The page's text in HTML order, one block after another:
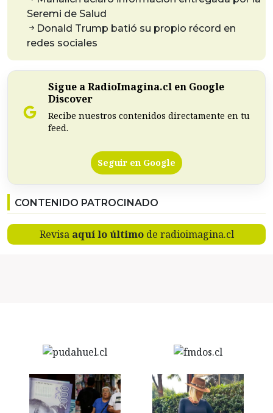
Seremi de Salud
Donald Trump batió su propio récord en
redes sociales
Sigue a RadioImagina.cl en Google
Discover
Recibe nuestros contenidos directamente en tu
feed.
Seguir en Google
CONTENIDO PATROCINADO
Revisa aquí lo últimode radioimagina.cl